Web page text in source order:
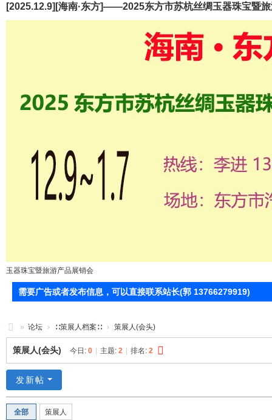
[2025.12.9][海南·东方]——2025东方市苏杭丝绸玉器珠宝暨
玉器珠宝暨旅游产品展销会
需要广告或者发布信息，可以直接联系站长(郭 13766279919)
71
0
装
美
» 论坛 › ∷策展人档案∷ › 策展人(会头)
策展人(会头) 今日: 0 | 主题: 2 | 排名: 2
发新帖
全部 策展人